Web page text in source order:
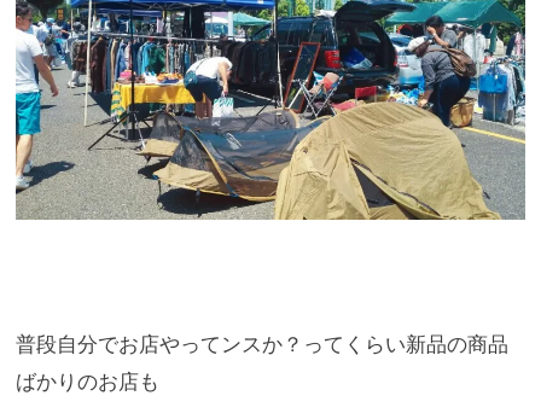
普段自分でお店やってンスか？ ってくらい新品の商品
ばかりのお店も